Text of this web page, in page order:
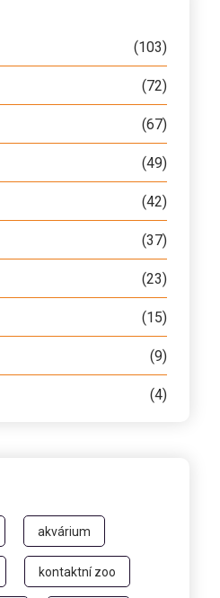
(103)
(72)
(67)
(49)
(42)
(37)
(23)
(15)
(9)
(4)
akvárium
kontaktní zoo